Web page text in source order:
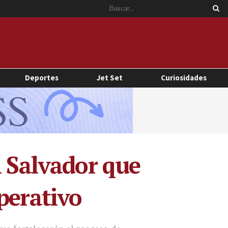
Deportes Jet Set Curiosidades
que